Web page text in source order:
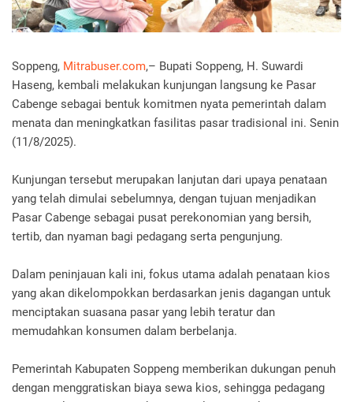
Soppeng, Mitrabuser.com,– Bupati Soppeng, H. Suwardi
Haseng, kembali melakukan kunjungan langsung ke Pasar
Cabenge sebagai bentuk komitmen nyata pemerintah dalam
menata dan meningkatkan fasilitas pasar tradisional ini. Senin
(11/8/2025).
Kunjungan tersebut merupakan lanjutan dari upaya penataan
yang telah dimulai sebelumnya, dengan tujuan menjadikan
Pasar Cabenge sebagai pusat perekonomian yang bersih,
tertib, dan nyaman bagi pedagang serta pengunjung.
Dalam peninjauan kali ini, fokus utama adalah penataan kios
yang akan dikelompokkan berdasarkan jenis dagangan untuk
menciptakan suasana pasar yang lebih teratur dan
memudahkan konsumen dalam berbelanja.
Pemerintah Kabupaten Soppeng memberikan dukungan penuh
dengan menggratiskan biaya sewa kios, sehingga pedagang